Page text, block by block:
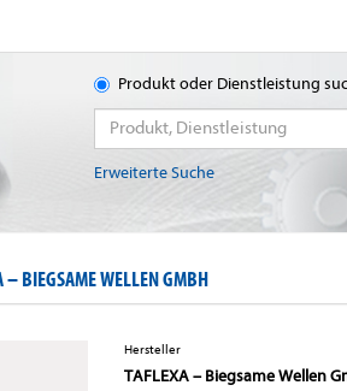
Produkt oder Dienstleistung
Erweiterte Suche
– BIEGSAME WELLEN GMBH
Hersteller
TAFLEXA – Biegsame Wellen